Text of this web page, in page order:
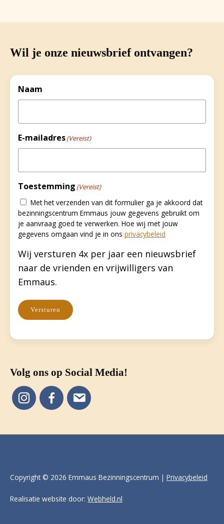
Wil je onze nieuwsbrief ontvangen?
Naam
E-mailadres(Vereist)
Toestemming (Vereist)
Met het verzenden van dit formulier ga je akkoord dat
bezinningscentrum Emmaus jouw gegevens gebruikt om
je aanvraag goed te verwerken. Hoe wij met jouw
gegevens omgaan vind je in ons privacybeleid
Wij versturen 4x per jaar een nieuwsbrief
naar de vrienden en vrijwilligers van
Emmaus.
Versturen
Volg ons op Social Media!
Copyright © 2026 Emmaus Bezinningscentrum | Privacybeleid
Realisatie website door: Webheld.nl